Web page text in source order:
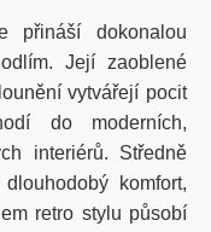
přináší dokonalou
Její zaoblené
vytvářejí pocit
do moderních,
interiérů. Středně
komfort,
retro stylu působí